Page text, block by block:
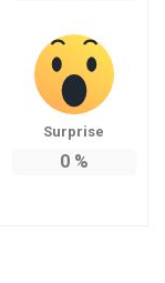
Surprise
0%